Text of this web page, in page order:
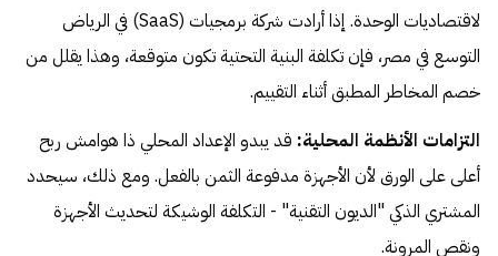
لاقتصاديات الوحدة. إذا أرادت شركة برمجيات (SaaS) في الرياض
التوسع في مصر، فإن تكلفة البنية التحتية تكون متوقعة، وهذا يقلل من
خصم المخاطر المطبق أثناء التقييم.
التزامات الأنظمة المحلية: قد يبدو الإعداد المحلي ذا هوامش ربح
أعلى على الورق لأن الأجهزة مدفوعة الثمن بالفعل. ومع ذلك، سيحدد
المشتري الذكي "الديون التقنية" - التكلفة الوشيكة لتحديث الأجهزة
ونقص المرونة.